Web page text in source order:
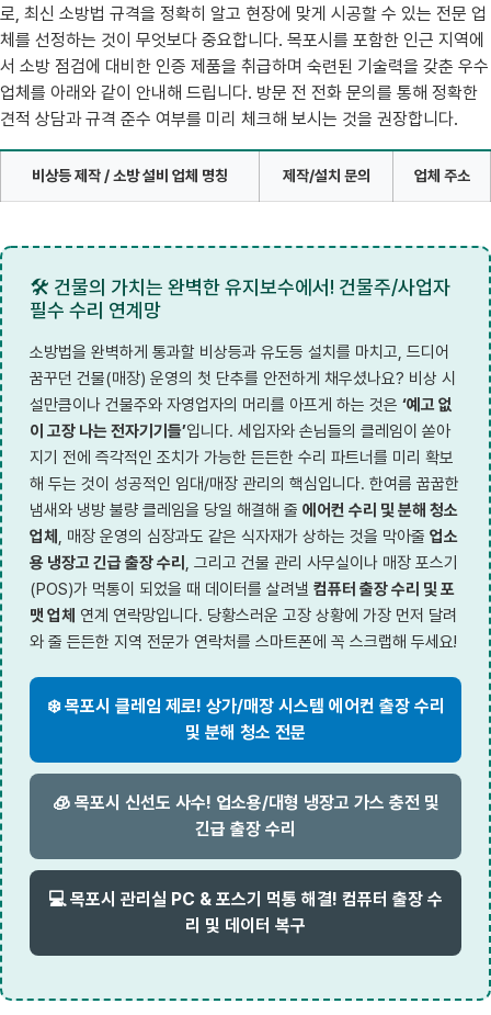
로, 최신 소방법 규격을 정확히 알고 현장에 맞게 시공할 수 있는 전문 업
체를 선정하는 것이 무엇보다 중요합니다. 목포시를 포함한 인근 지역에
서 소방 점검에 대비한 인증 제품을 취급하며 숙련된 기술력을 갖춘 우수
업체를 아래와 같이 안내해 드립니다. 방문 전 전화 문의를 통해 정확한
견적 상담과 규격 준수 여부를 미리 체크해 보시는 것을 권장합니다.
비상등 제작 / 소방 설비 업체 명칭 제작/설치 문의 업체 주소
🛠️ 건물의 가치는 완벽한 유지보수에서! 건물주/사업자
필수 수리 연계망
소방법을 완벽하게 통과할 비상등과 유도등 설치를 마치고, 드디어
꿈꾸던 건물(매장) 운영의 첫 단추를 안전하게 채우셨나요? 비상 시
설만큼이나 건물주와 자영업자의 머리를 아프게 하는 것은 ‘예고 없
이 고장 나는 전자기기들’입니다. 세입자와 손님들의 클레임이 쏟아
지기 전에 즉각적인 조치가 가능한 든든한 수리 파트너를 미리 확보
해 두는 것이 성공적인 임대/매장 관리의 핵심입니다. 한여름 꿉꿉한
냄새와 냉방 불량 클레임을 당일 해결해 줄 에어컨 수리 및 분해 청소
업체
, 매장 운영의 심장과도 같은 식자재가 상하는 것을 막아줄 업소
용 냉장고 긴급 출장 수리
, 그리고 건물 관리 사무실이나 매장 포스기
(POS)가 먹통이 되었을 때 데이터를 살려낼 컴퓨터 출장 수리 및 포
맷 업체 연계 연락망입니다. 당황스러운 고장 상황에 가장 먼저 달려
와 줄 든든한 지역 전문가 연락처를 스마트폰에 꼭 스크랩해 두세요!
❄️ 목포시 클레임 제로! 상가/매장 시스템 에어컨 출장 수리
및 분해 청소 전문
🧊 목포시 신선도 사수! 업소용/대형 냉장고 가스 충전 및
긴급 출장 수리
💻 목포시 관리실 PC & 포스기 먹통 해결! 컴퓨터 출장 수
리 및 데이터 복구